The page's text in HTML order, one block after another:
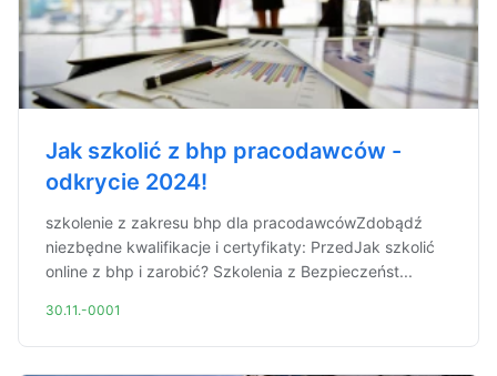
Jak szkolić z bhp pracodawców -
odkrycie 2024!
szkolenie z zakresu bhp dla pracodawcówZdobądź
niezbędne kwalifikacje i certyfikaty: PrzedJak szkolić
online z bhp i zarobić? Szkolenia z Bezpieczeńst...
30.11.-0001